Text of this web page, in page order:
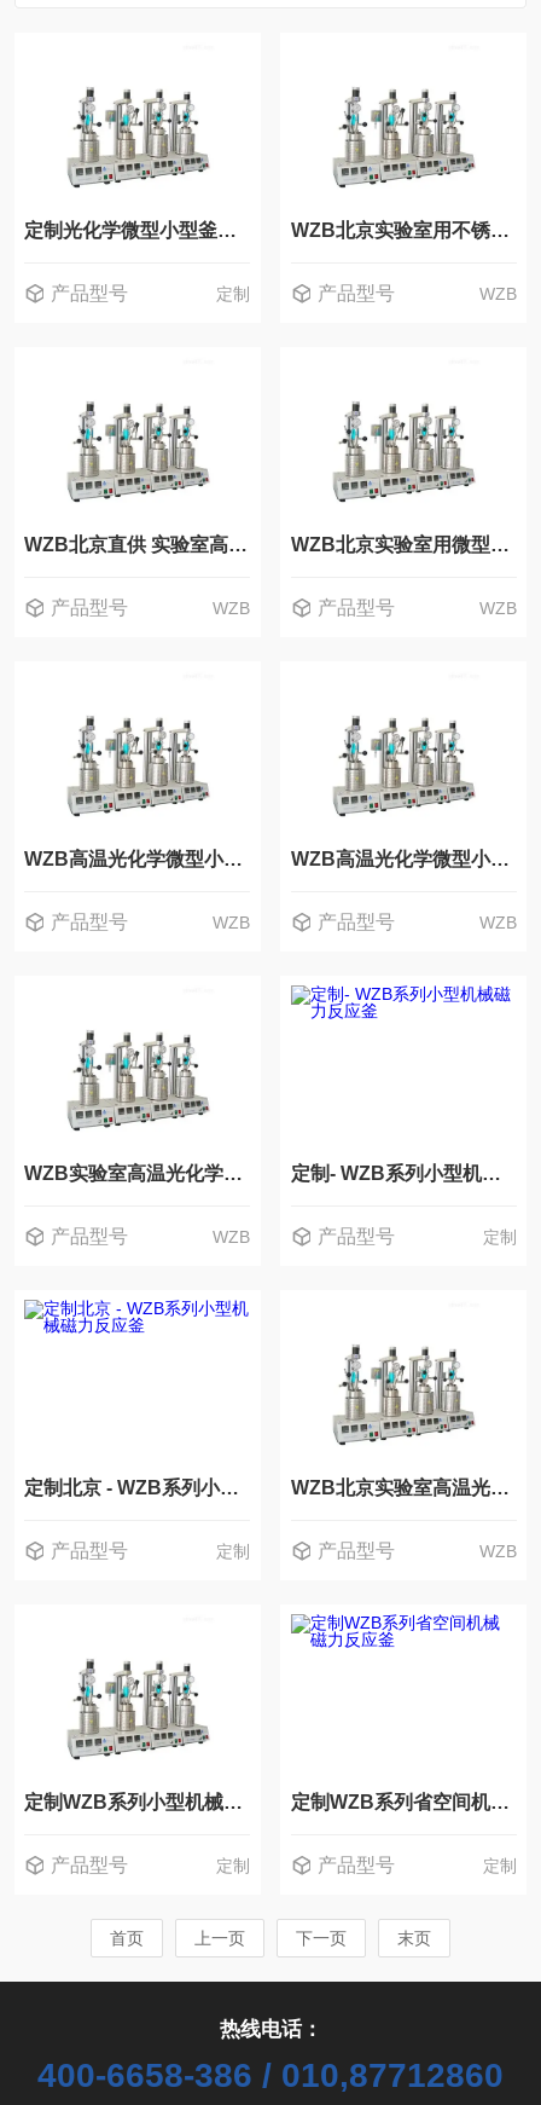
定制光化学微型小型釜反应器
产品型号 定制
WZB北京实验室用不锈钢高压反应釜 加氢釜
产品型号 WZB
WZB北京直供 实验室高温光化学反应釜
产品型号 WZB
WZB北京实验室用微型小型釜 高温高压反应釜
产品型号 WZB
WZB高温光化学微型小型釜
产品型号 WZB
WZB高温光化学微型小型釜反应器
产品型号 WZB
WZB实验室高温光化学微型小型釜反应器
产品型号 WZB
定制- WZB系列小型机械磁力反应釜
产品型号 定制
定制北京 - WZB系列小型机械磁力反应釜
产品型号 定制
WZB北京实验室高温光化学微型小型釜反应器
产品型号 WZB
定制WZB系列小型机械磁力反应釜
产品型号 定制
定制WZB系列省空间机械磁力反应釜
产品型号 定制
首页 上一页 下一页 末页
热线电话：
400-6658-386 / 010,87712860